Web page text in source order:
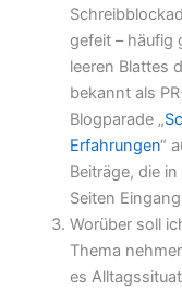
gefeit – häufig
leeren Blattes
bekannt als
Blogparade „
Erfahrungen“
Beiträge, die
Seiten
Worüber soll
Thema
es